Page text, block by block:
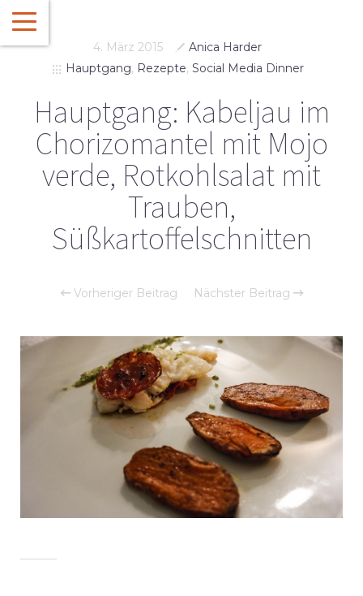
4. März 2015
Anica Harder
Hauptgang, Rezepte, Social Media Dinner
Hauptgang: Kabeljau im
Chorizomantel mit Mojo
verde, Rotkohlsalat mit
Trauben,
Süßkartoffelschnitten
Vorheriger Beitrag Nächster Beitrag